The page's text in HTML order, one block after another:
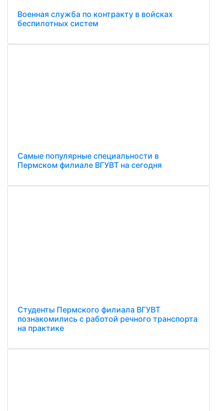
Военная служба по контракту в войсках
беспилотных систем
Самые популярные специальности в
Пермском филиале ВГУВТ на сегодня
Студенты Пермского филиала ВГУВТ
познакомились с работой речного транспорта
на практике